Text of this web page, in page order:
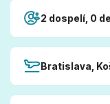
2 dospelí, 0
Bratislava,